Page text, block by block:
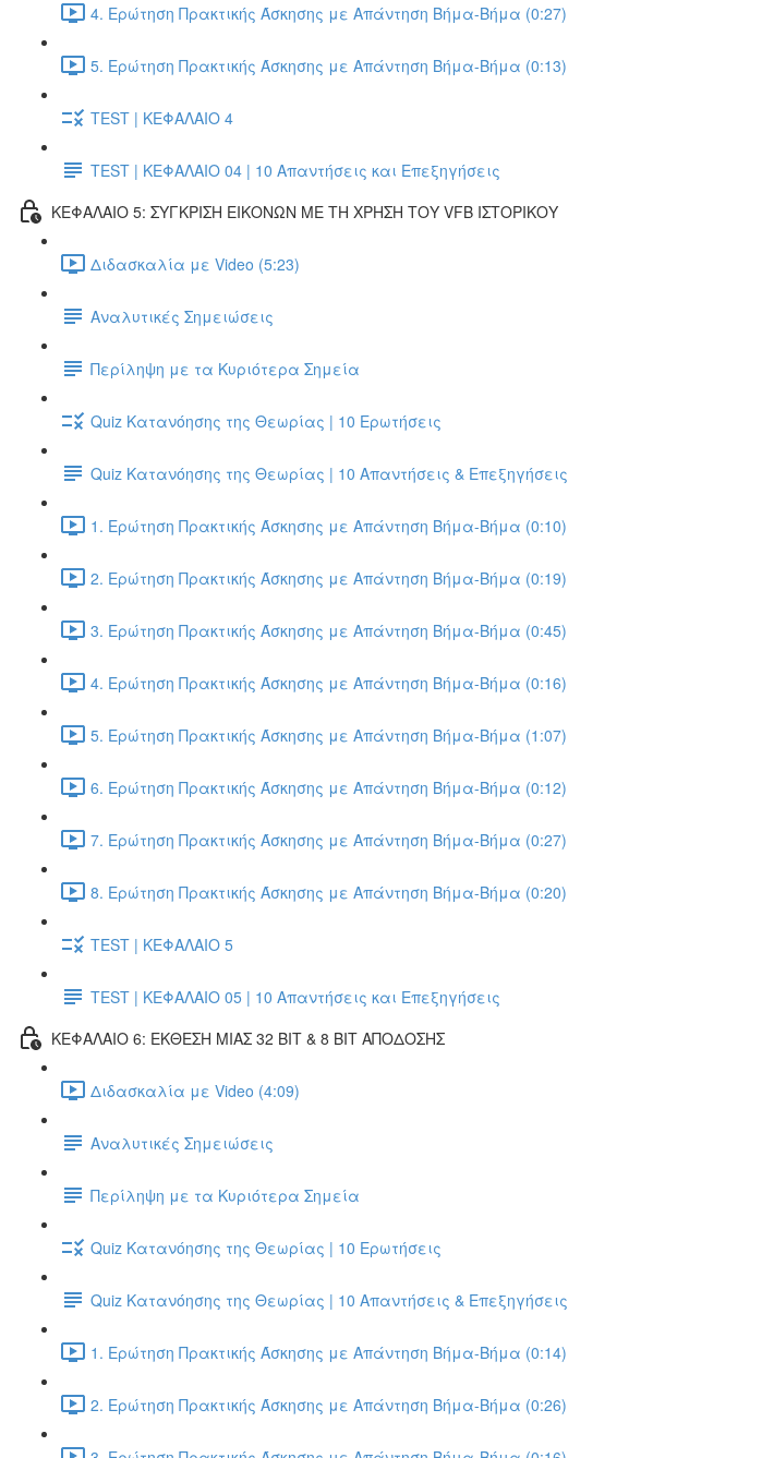
4. Ερώτηση Πρακτικής Άσκησης με Απάντηση Βήμα-Βήμα (0:27)
5. Ερώτηση Πρακτικής Άσκησης με Απάντηση Βήμα-Βήμα (0:13)
TEST | ΚΕΦΑΛΑΙΟ 4
TEST | ΚΕΦΑΛΑΙΟ 04 | 10 Απαντήσεις και Επεξηγήσεις
ΚΕΦΑΛΑΙΟ 5: ΣΥΓΚΡΙΣΗ ΕΙΚΟΝΩΝ ΜΕ ΤΗ ΧΡΗΣΗ ΤΟΥ VFB ΙΣΤΟΡΙΚΟΥ
Διδασκαλία με Video (5:23)
Αναλυτικές Σημειώσεις
Περίληψη με τα Κυριότερα Σημεία
Quiz Κατανόησης της Θεωρίας | 10 Ερωτήσεις
Quiz Κατανόησης της Θεωρίας | 10 Απαντήσεις & Επεξηγήσεις
1. Ερώτηση Πρακτικής Άσκησης με Απάντηση Βήμα-Βήμα (0:10)
2. Ερώτηση Πρακτικής Άσκησης με Απάντηση Βήμα-Βήμα (0:19)
3. Ερώτηση Πρακτικής Άσκησης με Απάντηση Βήμα-Βήμα (0:45)
4. Ερώτηση Πρακτικής Άσκησης με Απάντηση Βήμα-Βήμα (0:16)
5. Ερώτηση Πρακτικής Άσκησης με Απάντηση Βήμα-Βήμα (1:07)
6. Ερώτηση Πρακτικής Άσκησης με Απάντηση Βήμα-Βήμα (0:12)
7. Ερώτηση Πρακτικής Άσκησης με Απάντηση Βήμα-Βήμα (0:27)
8. Ερώτηση Πρακτικής Άσκησης με Απάντηση Βήμα-Βήμα (0:20)
TEST | ΚΕΦΑΛΑΙΟ 5
TEST | ΚΕΦΑΛΑΙΟ 05 | 10 Απαντήσεις και Επεξηγήσεις
ΚΕΦΑΛΑΙΟ 6: ΕΚΘΕΣΗ ΜΙΑΣ 32 BIT & 8 BIT ΑΠΟΔΟΣΗΣ
Διδασκαλία με Video (4:09)
Αναλυτικές Σημειώσεις
Περίληψη με τα Κυριότερα Σημεία
Quiz Κατανόησης της Θεωρίας | 10 Ερωτήσεις
Quiz Κατανόησης της Θεωρίας | 10 Απαντήσεις & Επεξηγήσεις
1. Ερώτηση Πρακτικής Άσκησης με Απάντηση Βήμα-Βήμα (0:14)
2. Ερώτηση Πρακτικής Άσκησης με Απάντηση Βήμα-Βήμα (0:26)